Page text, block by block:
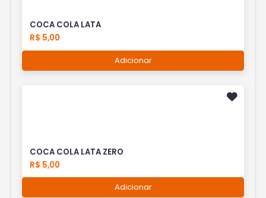
COCA COLA LATA
R$ 5,00
Adicionar
COCA COLA LATA ZERO
R$ 5,00
Adicionar